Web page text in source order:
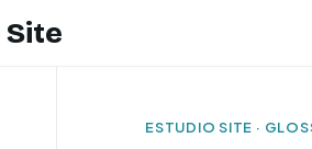
ESTUDIO SITE ·